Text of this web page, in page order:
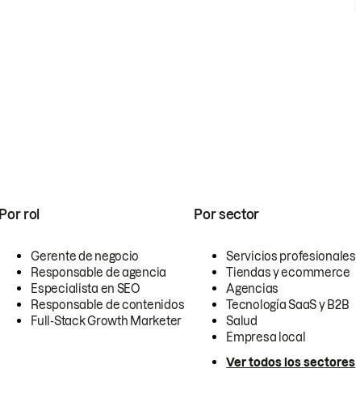
Por rol
Gerente de negocio
Responsable de agencia
Especialista en SEO
Responsable de contenidos
Full-Stack Growth Marketer
Por sector
Servicios profesionales
Tiendas y ecommerce
Agencias
Tecnología SaaS y B2B
Salud
Empresa local
Ver todos los sectores